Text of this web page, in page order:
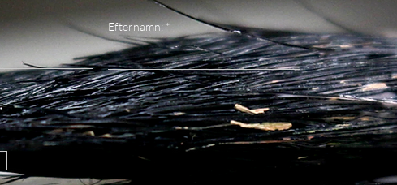
Efternamn: